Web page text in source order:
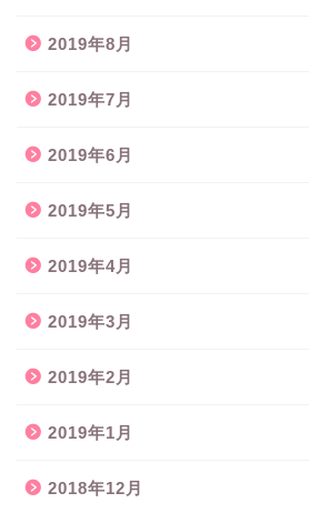
2019年8月
2019年7月
2019年6月
2019年5月
2019年4月
2019年3月
2019年2月
2019年1月
2018年12月